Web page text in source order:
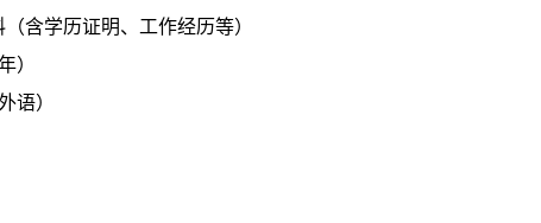
含学历证明、工作经历等）
）
语）